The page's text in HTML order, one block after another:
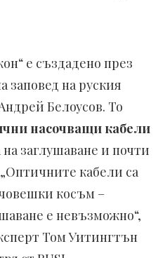
е създадено през
заповед на руския
Белоусов. То
насочващи кабели
заглушаване и почти
кабели са
косъм –
е невъзможно“,
Том Уитингтън